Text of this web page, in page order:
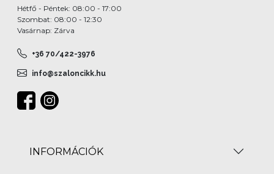
Hétfő - Péntek: 08:00 - 17:00
Szombat: 08:00 - 12:30
Vasárnap: Zárva
+36 70/422-3976
info@szaloncikk.hu
INFORMÁCIÓK